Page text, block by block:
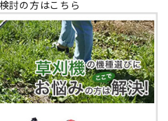
討の方はこちら